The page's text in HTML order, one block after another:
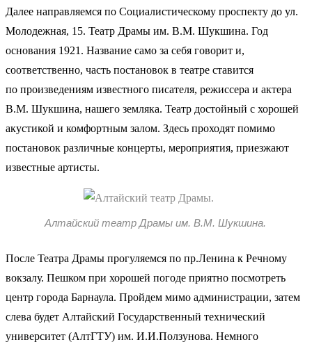
Далее направляемся по Социалистическому проспекту до ул.
Молодежная, 15. Театр Драмы им. В.М. Шукшина. Год
основания 1921. Название само за себя говорит и,
соответственно, часть постановок в театре ставится
по произведениям известного писателя, режиссера и актера
В.М. Шукшина, нашего земляка. Театр достойный с хорошей
акустикой и комфортным залом. Здесь проходят помимо
постановок различные концерты, мероприятия, приезжают
известные артисты.
Алтайский театр Драмы им. В.М. Шукшина.
После Театра Драмы прогуляемся по пр.Ленина к Речному
вокзалу. Пешком при хорошей погоде приятно посмотреть
центр города Барнаула. Пройдем мимо администрации, затем
слева будет Алтайский Государственный технический
университет (АлтГТУ) им. И.И.Ползунова. Немного